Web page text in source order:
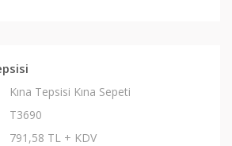
Kına Tepsisi Kına Sepeti
T3690
791,58 TL + KDV